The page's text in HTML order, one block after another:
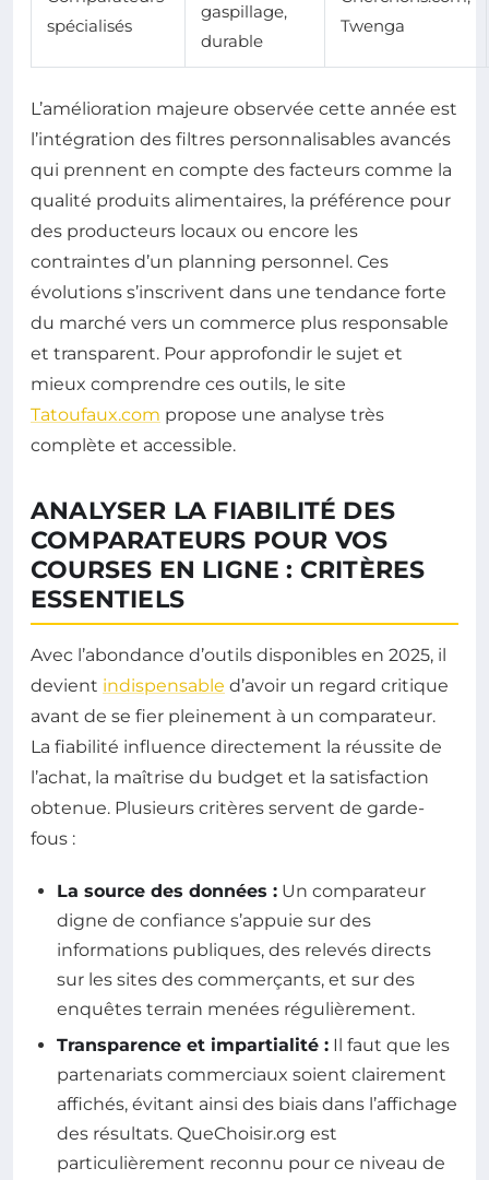
spécialisés
gaspillage,
durable
Twenga
L’amélioration majeure observée cette année est
l’intégration des filtres personnalisables avancés
qui prennent en compte des facteurs comme la
qualité produits alimentaires, la préférence pour
des producteurs locaux ou encore les
contraintes d’un planning personnel. Ces
évolutions s’inscrivent dans une tendance forte
du marché vers un commerce plus responsable
et transparent. Pour approfondir le sujet et
mieux comprendre ces outils, le site
Tatoufaux.com propose une analyse très
complète et accessible.
ANALYSER LA FIABILITÉ DES
COMPARATEURS POUR VOS
COURSES EN LIGNE : CRITÈRES
ESSENTIELS
Avec l’abondance d’outils disponibles en 2025, il
devient indispensable d’avoir un regard critique
avant de se fier pleinement à un comparateur.
La fiabilité influence directement la réussite de
l’achat, la maîtrise du budget et la satisfaction
obtenue. Plusieurs critères servent de garde-
fous :
La source des données : Un comparateur
digne de confiance s’appuie sur des
informations publiques, des relevés directs
sur les sites des commerçants, et sur des
enquêtes terrain menées régulièrement.
Transparence et impartialité : Il faut que les
partenariats commerciaux soient clairement
affichés, évitant ainsi des biais dans l’affichage
des résultats. QueChoisir.org est
particulièrement reconnu pour ce niveau de